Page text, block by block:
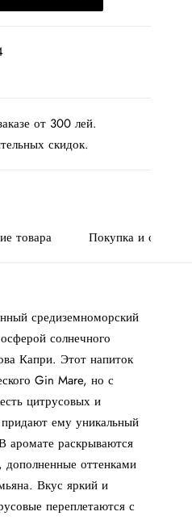
от 300 лей.
скидок.
товара Покупка и оплата
средиземноморский
солнечного
Капри. Этот напиток
Gin Mare, но с
цитрусовых и
ему уникальный
аромате раскрываются
оттенками
Вкус яркий и
переплетаются с